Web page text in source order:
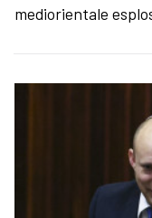
mediorientale